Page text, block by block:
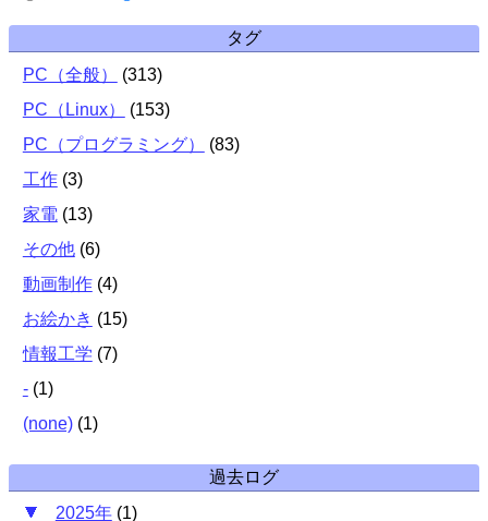
タグ
PC（全般）
(313)
PC（Linux）
(153)
PC（プログラミング）
(83)
工作 (3)
家電 (13)
その他 (6)
動画制作 (4)
お絵かき (15)
情報工学 (7)
- (1)
(none) (1)
過去ログ
2025年 (1)